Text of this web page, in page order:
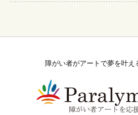
障がい者がアートで夢を叶え